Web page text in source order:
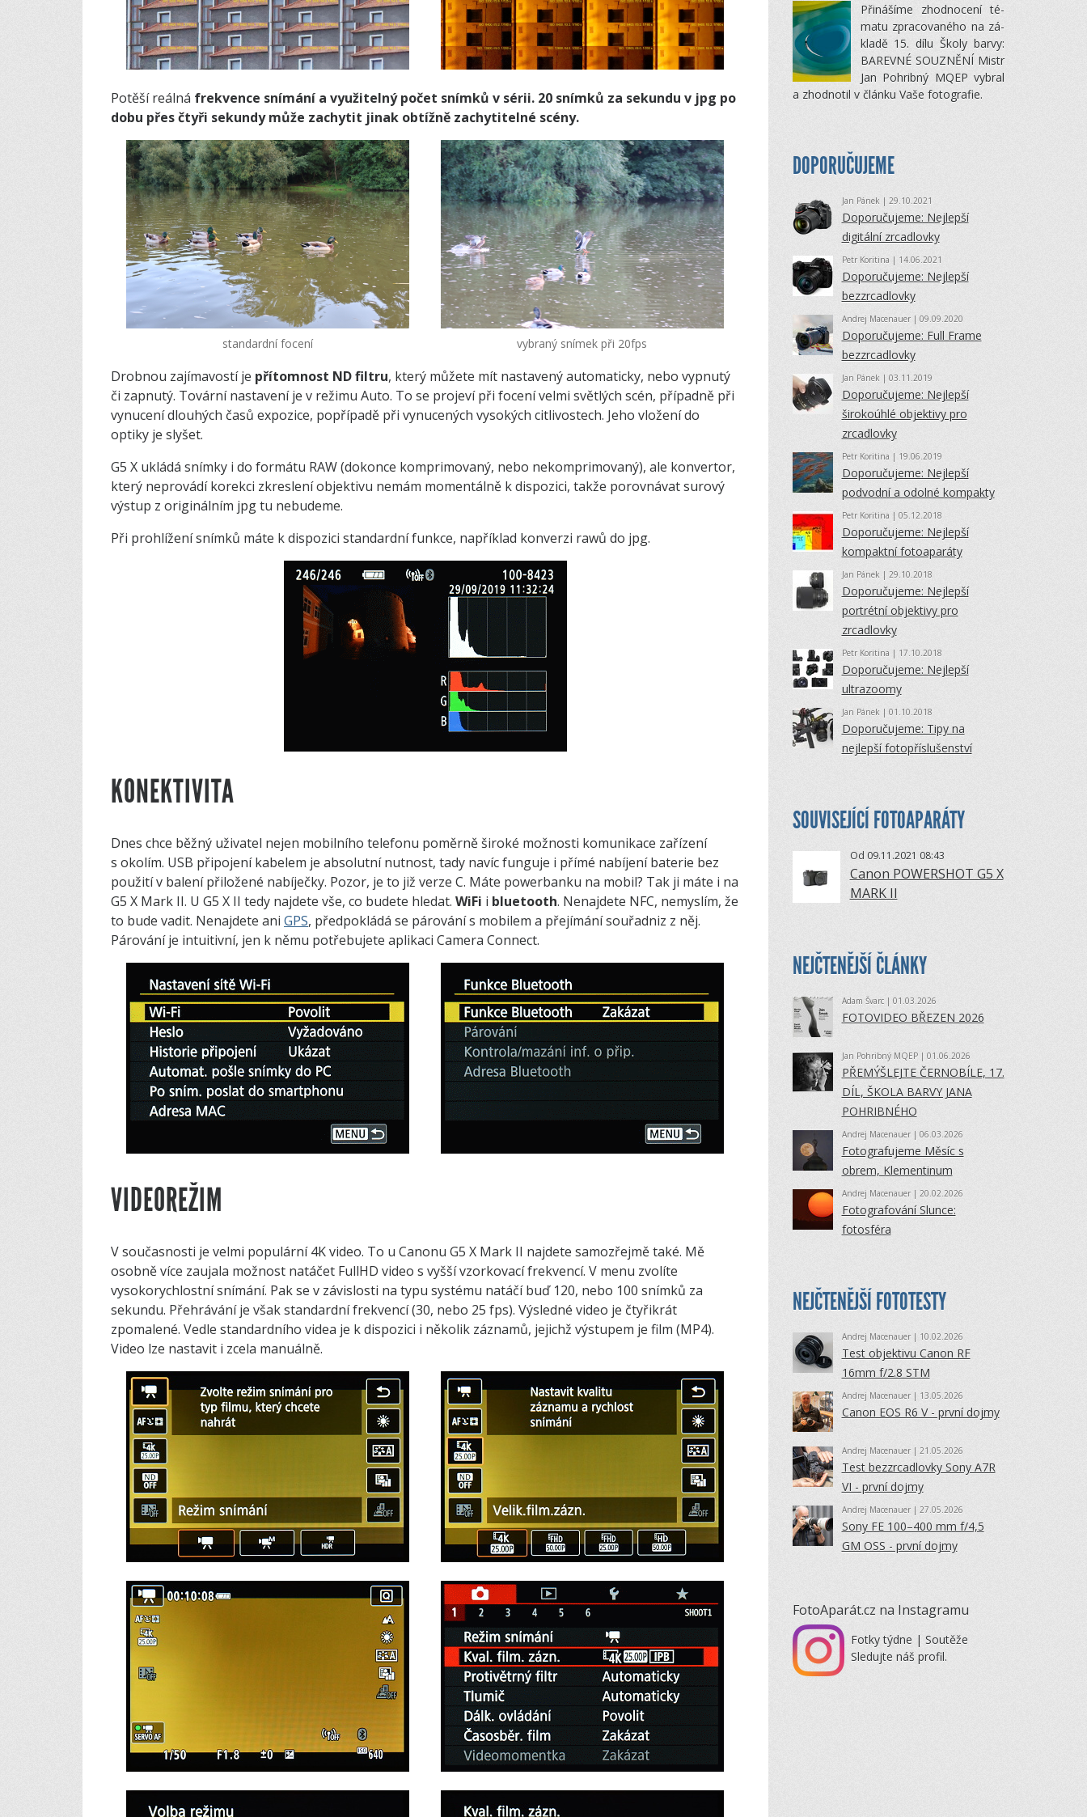
Potěší reálná frekvence snímání a využitelný počet snímků v sérii. 20 snímků za sekundu v jpg po
dobu přes čtyři sekundy může zachytit jinak obtížně zachytitelné scény.
standardní focení vybraný snímek při 20fps
Drobnou zajímavostí je přítomnost ND filtru, který můžete mít nastavený automaticky, nebo vypnutý
či zapnutý. Tovární nastavení je v režimu Auto. To se projeví při focení velmi světlých scén, případně při
vynucení dlouhých časů expozice, popřípadě při vynucených vysokých citlivostech. Jeho vložení do
optiky je slyšet.
G5 X ukládá snímky i do formátu RAW (dokonce komprimovaný, nebo nekomprimovaný), ale konvertor,
který neprovádí korekci zkreslení objektivu nemám momentálně k dispozici, takže porovnávat surový
výstup z originálním jpg tu nebudeme.
Při prohlížení snímků máte k dispozici standardní funkce, například konverzi rawů do jpg.
KONEKTIVITA
Dnes chce běžný uživatel nejen mobilního telefonu poměrně široké možnosti komunikace zařízení
s okolím. USB připojení kabelem je absolutní nutnost, tady navíc funguje i přímé nabíjení baterie bez
použití v balení přiložené nabíječky. Pozor, je to již verze C. Máte powerbanku na mobil? Tak ji máte i na
G5 X Mark II. U G5 X II tedy najdete vše, co budete hledat. WiFi i bluetooth. Nenajdete NFC, nemyslím, že
to bude vadit. Nenajdete ani GPS, předpokládá se párování s mobilem a přejímání souřadniz z něj.
Párování je intuitivní, jen k němu potřebujete aplikaci Camera Connect.
VIDEOREŽIM
V současnosti je velmi populární 4K video. To u Canonu G5 X Mark II najdete samozřejmě také. Mě
osobně více zaujala možnost natáčet FullHD video s vyšší vzorkovací frekvencí. V menu zvolíte
vysokorychlostní snímání. Pak se v závislosti na typu systému natáčí buď 120, nebo 100 snímků za
sekundu. Přehrávání je však standardní frekvencí (30, nebo 25 fps). Výsledné video je čtyřikrát
zpomalené. Vedle standardního videa je k dispozici i několik záznamů, jejichž výstupem je film (MP4).
Video lze nastavit i zcela manuálně.
Při­ná­šíme zhod­no­cení té­
matu zpra­co­va­ného na zá­
kladě 15. dílu Školy barvy:
BA­REVNÉ SOUZNĚNÍ Mistr
Jan Po­hribný MQEP vy­bral
a zhod­no­til v článku Vaše fo­to­gra­fie.
DOPORUČUJEME
Jan Pánek | 29.10.2021
Doporučujeme: Nejlepší
digitální zrcadlovky
Petr Koritina | 14.06.2021
Doporučujeme: Nejlepší
bezzrcadlovky
Andrej Macenauer| 09.09.2020
Doporučujeme: Full Frame
bezzrcadlovky
Jan Pánek | 03.11.2019
Doporučujeme: Nejlepší
širokoúhlé objektivy pro
zrcadlovky
Petr Koritina | 19.06.2019
Doporučujeme: Nejlepší
podvodní a odolné kompakty
Petr Koritina | 05.12.2018
Doporučujeme: Nejlepší
kompaktní fotoaparáty
Jan Pánek| 29.10.2018
Doporučujeme: Nejlepší
portrétní objektivy pro
zrcadlovky
Petr Koritina | 17.10.2018
Doporučujeme: Nejlepší
ultrazoomy
Jan Pánek | 01.10.2018
Doporučujeme: Tipy na
nejlepší fotopříslušenství
SOUVISEJÍCÍ FOTOAPARÁTY
Od 09.11.2021 08:43
Canon POWERSHOT G5 X
MARK II
NEJČTENĚJŠÍ ČLÁNKY
Adam Švarc| 01.03.2026
FOTOVIDEO BŘEZEN 2026
Jan Pohribný MQEP| 01.06.2026
PŘEMÝŠLEJTE ČERNOBÍLE, 17.
DÍL, ŠKOLA BARVY JANA
POHRIBNÉHO
Andrej Macenauer| 06.03.2026
Fotografujeme Měsíc s
obrem, Klementinum
Andrej Macenauer| 20.02.2026
Fotografování Slunce:
fotosféra
NEJČTENĚJŠÍ FOTOTESTY
Andrej Macenauer| 10.02.2026
Test objektivu Canon RF
16mm f/2.8 STM
Andrej Macenauer| 13.05.2026
Canon EOS R6 V - první dojmy
Andrej Macenauer| 21.05.2026
Test bezzrcadlovky Sony A7R
VI - první dojmy
Andrej Macenauer| 27.05.2026
Sony FE 100–400 mm f/4,5
GM OSS - první dojmy
FotoAparát.cz na Instagramu
Fotky týdne | Soutěže
Sledujte náš profil.